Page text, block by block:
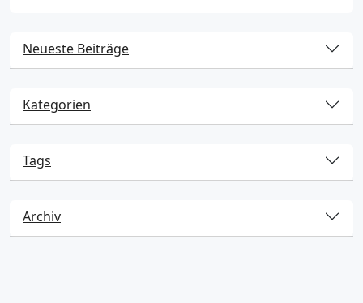
Neueste Beiträge
Kategorien
Tags
Archiv